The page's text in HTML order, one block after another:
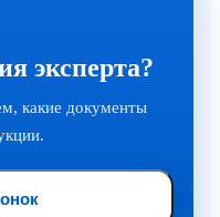
эксперта?
какие документы